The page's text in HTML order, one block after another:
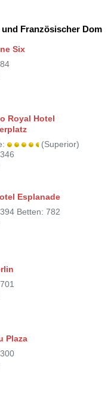
Französischer Dom
Six
Royal Hotel
(Superior)
Esplanade
Betten: 782
Plaza